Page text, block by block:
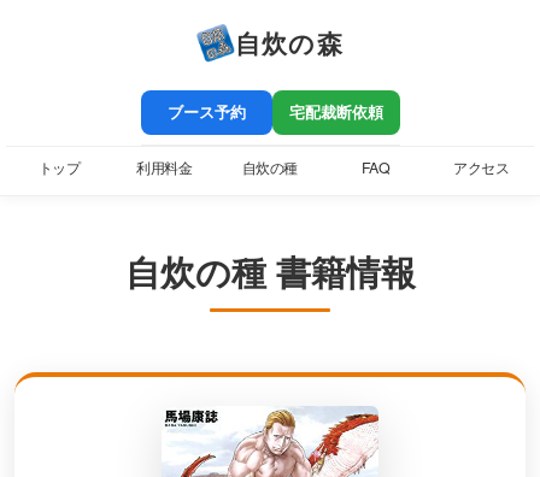
自炊の森
ブース予約 宅配裁断依頼
トップ 利用料金 自炊の種 FAQ アクセス
自炊の種 書籍情報